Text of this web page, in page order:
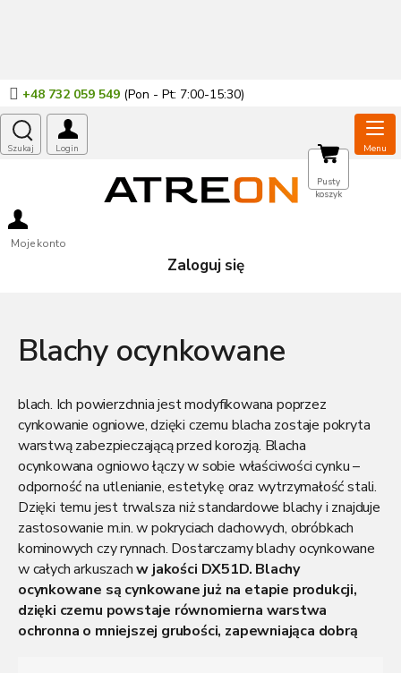
+48 732 059 549
Moje konto
Zaloguj się
KOSZYK
Pusty
koszyk
Blachy ocynkowane
blach. Ich powierzchnia jest modyfikowana poprzez
cynkowanie ogniowe, dzięki czemu blacha zostaje pokryta
warstwą zabezpieczającą przed korozją. Blacha
ocynkowana ogniowo łączy w sobie właściwości cynku –
odporność na utlenianie, estetykę oraz wytrzymałość stali.
Dzięki temu jest trwalsza niż standardowe blachy i znajduje
zastosowanie m.in. w pokryciach dachowych, obróbkach
kominowych czy rynnach. Dostarczamy blachy ocynkowane
w całych arkuszachw jakości DX51D. Blachy
ocynkowane są cynkowane już na etapie produkcji,
dzięki czemu powstaje równomierna warstwa
ochronna o mniejszej grubości, zapewniająca dobrą